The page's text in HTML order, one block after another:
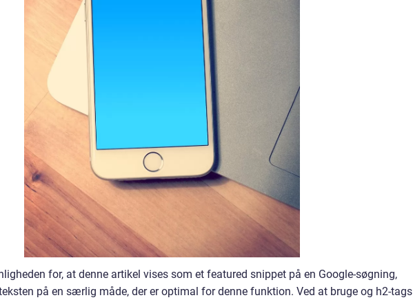
for, at denne artikel vises som et featured snippet på en Google-søgning,
på en særlig måde, der er optimal for denne funktion. Ved at bruge og h2-tags